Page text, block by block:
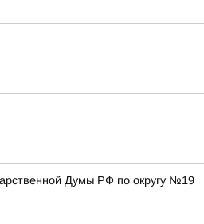
Думы РФ по округу №19